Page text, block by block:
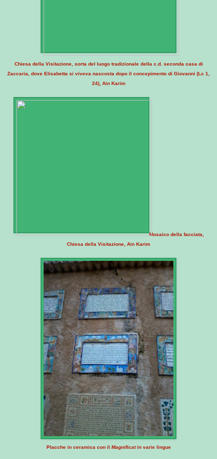
Chiesa della Visitazione, sorta del luogo tradizionale della c.d. seconda casa di
Zaccaria, dove Elisabetta si viveva nascosta dopo il concepimento di Giovanni (Lc 1,
24), Ain Karim
Mosaico della facciata,
Chiesa della Visitazione, Ain Karim
Placche in ceramica con il Magnificatin varie lingue